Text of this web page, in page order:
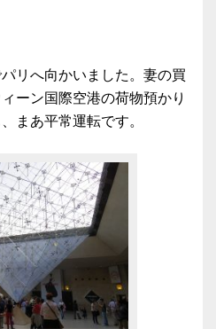
リへ向かいました。妻の買
ーン国際空港の荷物預かり
まあ平常運転です。